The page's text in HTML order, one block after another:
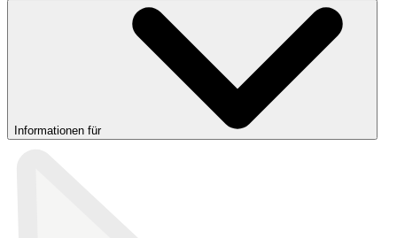
Informationen für